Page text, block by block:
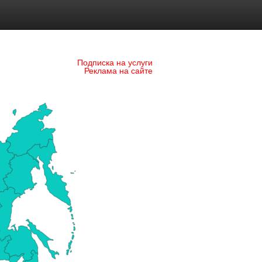
Подписка на услуги
Реклама на сайте